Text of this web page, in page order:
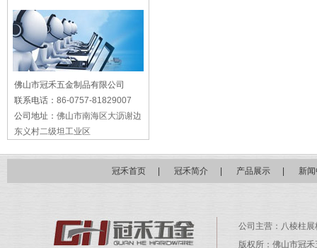
佛山市冠禾五金制品有限公司
联系电话： 86-0757-81829007
公司地址： 佛山市南海区大沥谢边
东义村二级坦工业区
冠禾首页 冠禾简介 产品展示 新
公司主营： 八棱柱展
版权所：佛山市冠